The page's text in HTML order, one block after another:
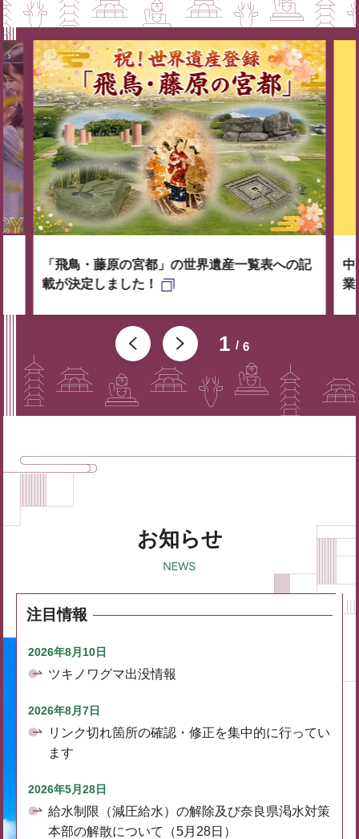
1 6
「飛鳥・藤原の宮都」の世界遺産一覧表への記
載が決定しました！
中
業
お知らせ
注目情報
2026年8月10日
ツキノワグマ出没情報
2026年8月7日
リンク切れ箇所の確認・修正を集中的に行ってい
ます
2026年5月28日
給水制限（減圧給水）の解除及び奈良県渇水対策
本部の解散について（5月28日）